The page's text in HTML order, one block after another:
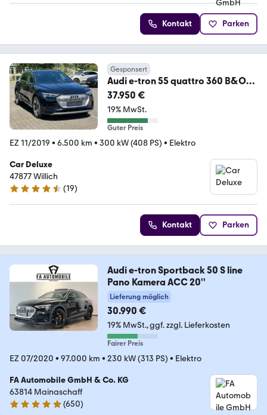
Kontakt Parken
Gesponsert
Audi e-tron 55 quattro 360 B&O
SITZBEL LUFTFED PANO
37.950 €
19% MwSt.
Guter Preis
EZ 11/2019 • 6.500 km • 300 kW (408 PS) • Elektro
Car Deluxe
47877 Willich
4.4 Sterne
(19)
Kontakt Parken
Audi e-tron Sportback 50 S line
Pano Kamera ACC 20''
Lieferung möglich
30.990 €
19% MwSt. ggf. zzgl. Lieferkosten
Fairer Preis
EZ 07/2020 • 97.000 km • 230 kW (313 PS) • Elektro
FA Automobile GmbH & Co. KG
63814 Mainaschaff
4.8 Sterne
(650)